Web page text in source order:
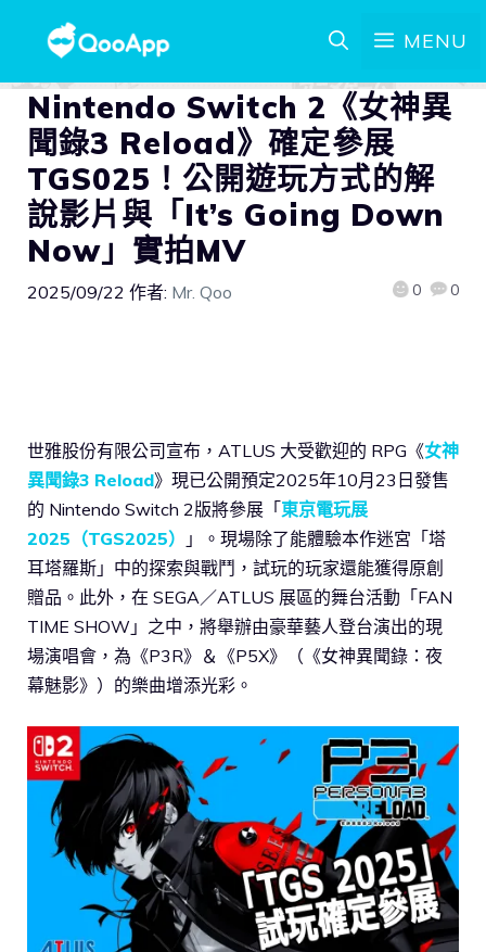
MENU
Nintendo Switch 2《女神異
聞錄3 Reload》確定參展
TGS025！公開遊玩方式的解
說影片與「It’s Going Down
Now」實拍MV
2025/09/22 作者: Mr. Qoo 0 0
世雅股份有限公司宣布，ATLUS 大受歡迎的 RPG《女神
異聞錄3 Reload》現已公開預定2025年10月23日發售
的 Nintendo Switch 2版將參展「東京電玩展
2025（TGS2025）
」。現場除了能體驗本作迷宮「塔
耳塔羅斯」中的探索與戰鬥，試玩的玩家還能獲得原創
贈品。此外，在 SEGA／ATLUS 展區的舞台活動「FAN
TIME SHOW」之中，將舉辦由豪華藝人登台演出的現
場演唱會，為《P3R》＆《P5X》（《女神異聞錄：夜
幕魅影》）的樂曲增添光彩。